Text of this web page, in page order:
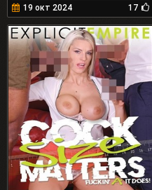
19 окт 2024 17